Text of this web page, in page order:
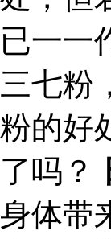
已一一
三七粉
粉的好
了吗？
身体带